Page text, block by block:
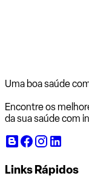
Uma boa saúde
Encontre os
da sua saúde com
Links Rápidos